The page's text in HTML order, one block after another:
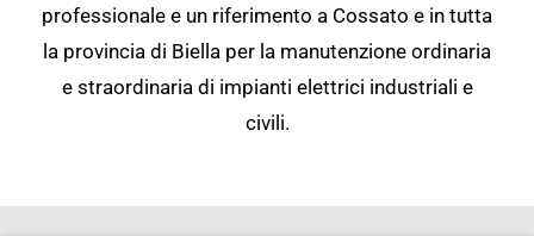
professionale e un riferimento a Cossato e in tutta
la provincia di Biella per la manutenzione ordinaria
e straordinaria di impianti elettrici industriali e
civili.